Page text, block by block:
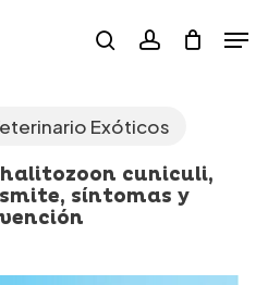
searchaccount
Exóticos
cuniculi,
síntomas y